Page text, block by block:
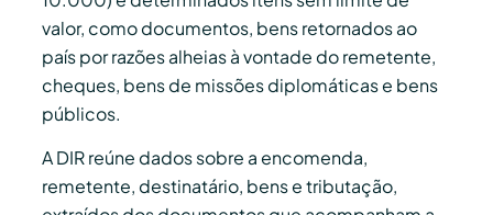
valor, como documentos, bens retornados ao
país por razões alheias à vontade do remetente,
cheques, bens de missões diplomáticas e bens
públicos.
A DIR reúne dados sobre a encomenda,
remetente, destinatário, bens e tributação,